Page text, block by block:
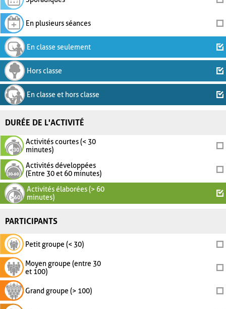
En plusieurs séances
En classe seulement
Hors classe
En classe et hors classe
DURÉE DE L'ACTIVITÉ
Activités courtes (< 30
minutes)
Activités développées
(Entre 30 et 60 minutes)
Activités élaborées (> 60
minutes)
PARTICIPANTS
Petit groupe (< 30)
Moyen groupe (entre 30
et 100)
Grand groupe (> 100)